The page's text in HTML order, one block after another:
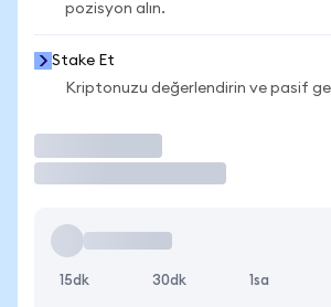
pozisyon alın.
Stake Et
Kriptonuzu değerlendirin ve pasif
15dk 30dk 1sa